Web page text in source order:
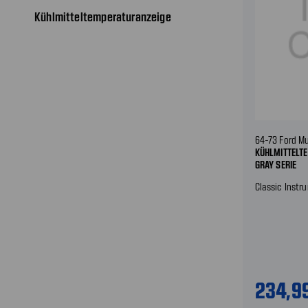
Kühlmitteltemperaturanzeige
64-73 Ford
GRAY SERIE
Classic